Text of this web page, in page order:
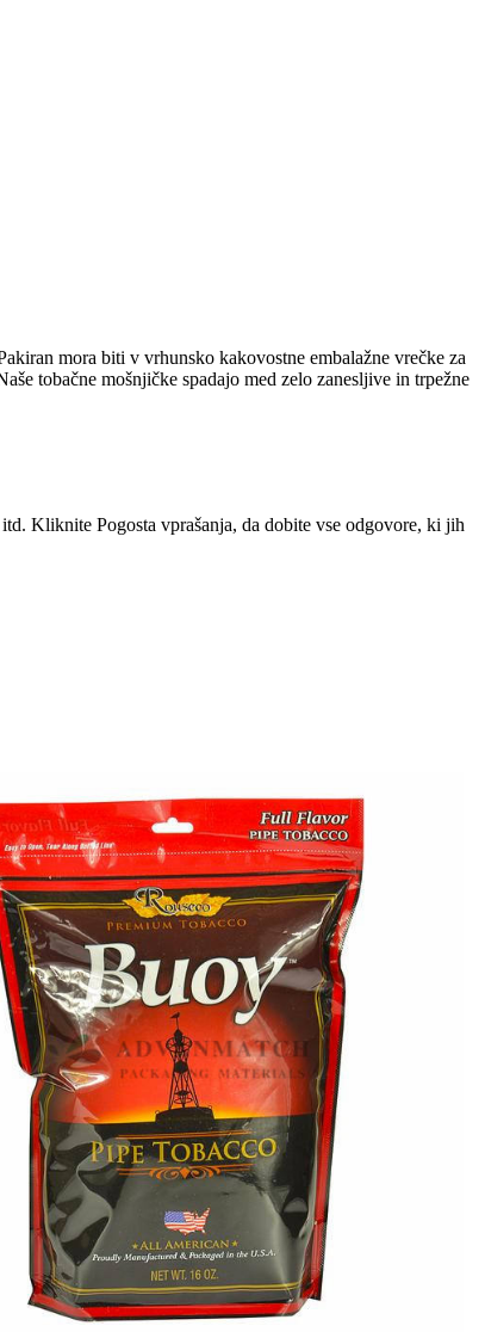
mora biti v vrhunsko kakovostne embalažne vrečke za
tobačne mošnjičke spadajo med zelo zanesljive in trpežne
Kliknite Pogosta vprašanja, da dobite vse odgovore, ki jih